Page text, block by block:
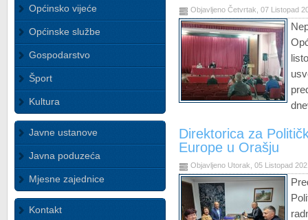
Općinsko vijeće
Općinske službe
Gospodarstvo
Šport
Kultura
Javne ustanove
Javna poduzeća
Mjesne zajednice
Kontakt
Objavljeno Četvrtak, 07 Listopad
Direktorica za
Europe u Orašju
Objavljeno Utorak, 05 Listopad